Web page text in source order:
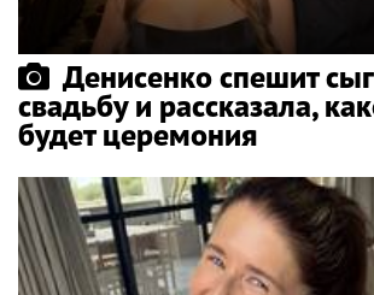
Денисенко спешит
свадьбу и рассказала,
будет церемония